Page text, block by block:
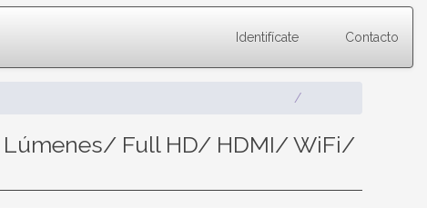
Identifícate Contacto
Lúmenes/ Full HD/ HDMI/ WiFi/